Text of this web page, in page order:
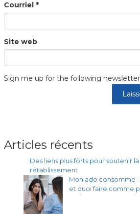
Courriel *
Site web
Sign me up for the following
Articles récents
Des liens plus forts pour soutenir
rétablissement
Mon ado consomme :
et quoi faire comme